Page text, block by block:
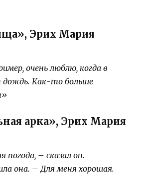
Эрих Мария
очень люблю, когда в
дождь. Как-то больше
арка», Эрих Мария
погода, – сказал он.
она. – Для меня хорошая.